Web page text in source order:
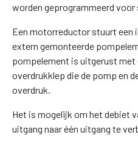
worden geprogrammeerd
Een motorreductor stuurt een
extern gemonteerde
pompelement is uitgerust met
overdrukklep die de pomp en
overdruk.
Het is mogelijk om het debiet
uitgang naar één uitgang te